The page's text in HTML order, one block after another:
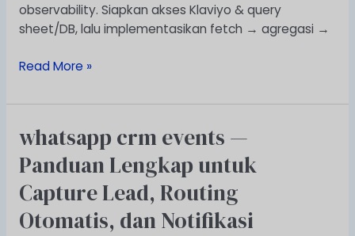
observability. Siapkan akses Klaviyo & query
sheet/DB, lalu implementasikan fetch → agregasi →
Read More »
whatsapp crm events —
Panduan Lengkap untuk
Capture Lead, Routing
Otomatis, dan Notifikasi
whatsapp
crm
events
—
Panduan
Lengkap